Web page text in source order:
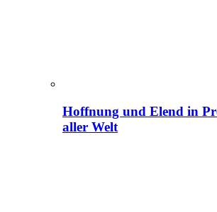
Hoffnung und Elend in
aller Welt